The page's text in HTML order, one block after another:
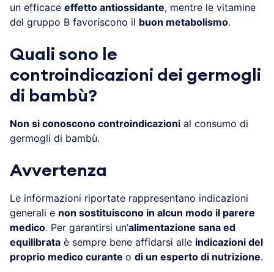
un efficace effetto antiossidante, mentre le vitamine
del gruppo B favoriscono il buon metabolismo.
Quali sono le
controindicazioni dei germogli
di bambù?
Non si conoscono controindicazioni al consumo di
germogli di bambù.
Avvertenza
Le informazioni riportate rappresentano indicazioni
generali e non sostituiscono in alcun modo il parere
medico. Per garantirsi un’alimentazione sana ed
equilibrata è sempre bene affidarsi alle indicazioni del
proprio medico curante o di un esperto di nutrizione.